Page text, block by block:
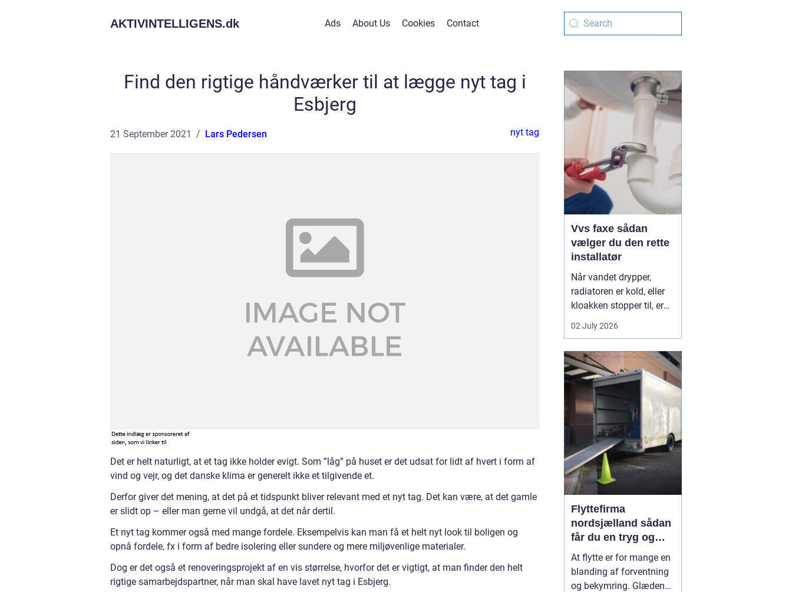
AKTIVINTELLIGENS.dk Ads About Us Cookies Contact
Find den rigtige håndværker til at lægge nyt tag i
Esbjerg
21 September 2021 Lars Pedersen nyt tag
Det er helt naturligt, at et tag ikke holder evigt. Som ”låg” på huset er det udsat for lidt af hvert i form af
vind og vejr, og det danske klima er generelt ikke et tilgivende et.
Derfor giver det mening, at det på et tidspunkt bliver relevant med et nyt tag. Det kan være, at det gamle
er slidt op – eller man gerne vil undgå, at det når dertil.
Et nyt tag kommer også med mange fordele. Eksempelvis kan man få et helt nyt look til boligen og
opnå fordele, fx i form af bedre isolering eller sundere og mere miljøvenlige materialer.
Dog er det også et renoveringsprojekt af en vis størrelse, hvorfor det er vigtigt, at man finder den helt
rigtige samarbejdspartner, når man skal have lavet nyt tag i Esbjerg.
Vvs faxe sådan
vælger du den rette
installatør
Når vandet drypper,
radiatoren er kold, eller
kloakken stopper til, er
en dygtig VVS-installatør
ikke bare rar at have det
Faxe-området findes der
flere firmaer, der kan
hjælpe, men kvalitet,
responstid og rådgivning
varierer m...
02 July 2026
Flyttefirma
nordsjælland sådan
får du en tryg og
effektiv flytning
At flytte er for mange en
blanding af forventning
og bekymring. Glæden